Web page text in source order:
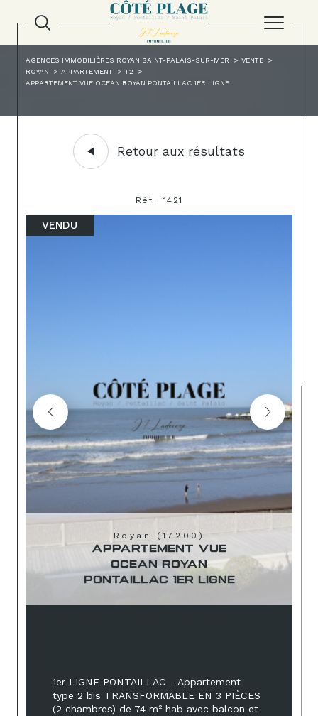
AGENCES IMMOBILIÈRES ROYAN SAINT-PALAIS-SUR-MER
VENTE
ROYAN
APPARTEMENT
T2
APPARTEMENT VUE OCEAN ROYAN PONTAILLAC 1ER LIGNE
Retour aux résultats
Réf : 1421
VENDU
Royan (17200)
APPARTEMENT VUE
OCEAN ROYAN
PONTAILLAC 1ER LIGNE
1er LIGNE PONTAILLAC - Appartement
type 2 bis TRANSFORMABLE EN 3 PIÈCES
(2 chambres) de 74 m² hab avec balcon et